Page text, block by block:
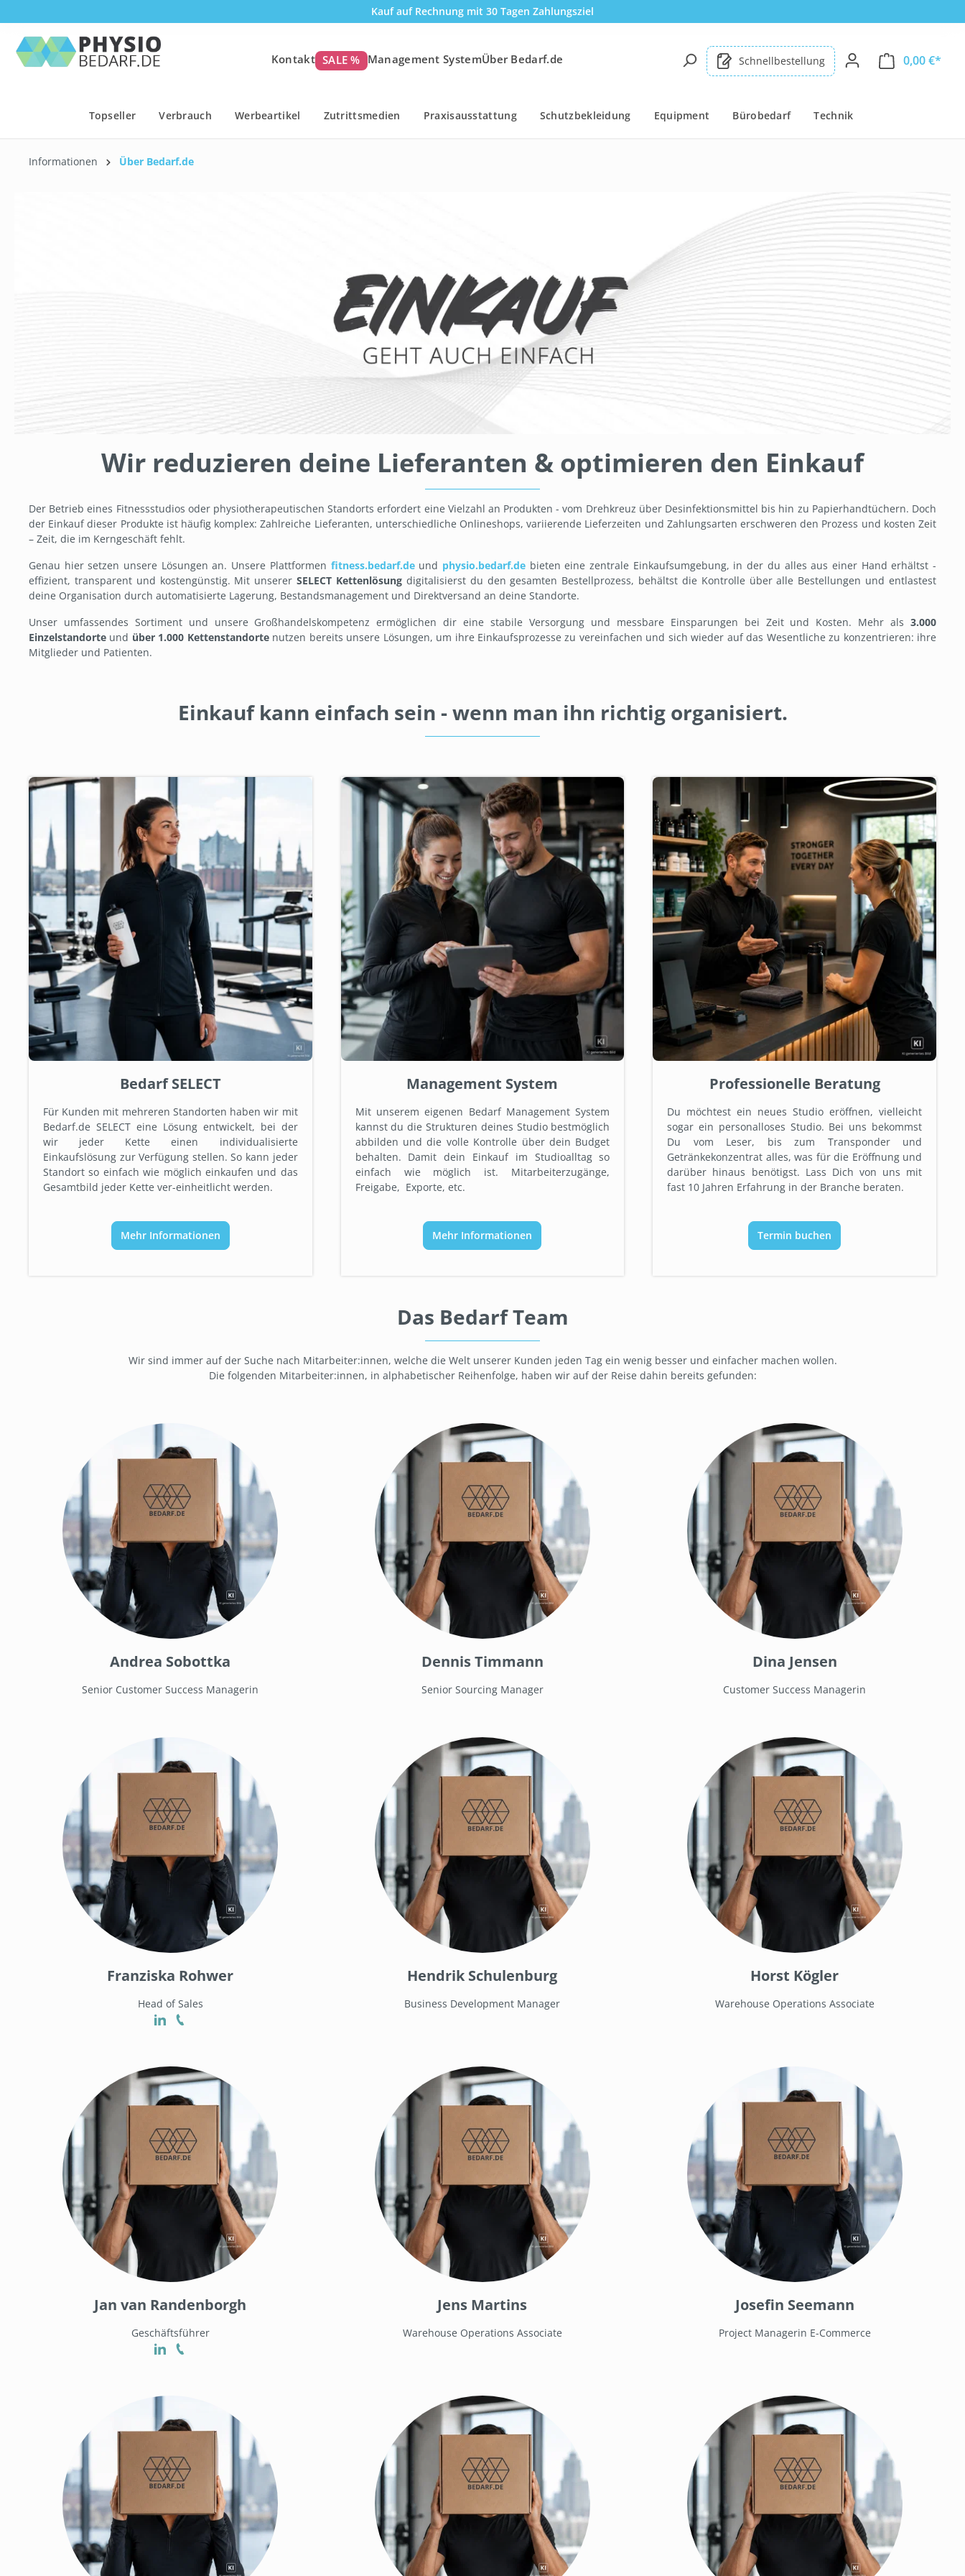
Kauf auf Rechnung mit 30 Tagen Zahlungsziel
Kontakt SALE % Management SystemÜber Bedarf.de Schnellbestellung 0,00 €*
Topseller Verbrauch Werbeartikel Zutrittsmedien Praxisausstattung Schutzbekleidung Equipment Bürobedarf Technik
Informationen Über Bedarf.de
Wir reduzieren deine Lieferanten & optimieren den Einkauf
Der Betrieb eines Fitnessstudios oder physiotherapeutischen Standorts erfordert eine Vielzahl an Produkten - vom Drehkreuz über Desinfektionsmittel bis hin zu Papierhandtüchern. Doch
der Einkauf dieser Produkte ist häufig komplex: Zahlreiche Lieferanten, unterschiedliche Onlineshops, variierende Lieferzeiten und Zahlungsarten erschweren den Prozess und kosten Zeit
– Zeit, die im Kerngeschäft fehlt.
Genau hier setzen unsere Lösungen an. Unsere Plattformen fitness.bedarf.deund physio.bedarf.debieten eine zentrale Einkaufsumgebung, in der du alles aus einer Hand erhältst -
effizient, transparent und kostengünstig. Mit unsererSELECT Kettenlösungdigitalisierst du den gesamten Bestellprozess, behältst die Kontrolle über alle Bestellungen und entlastest
deine Organisation durch automatisierte Lagerung, Bestandsmanagement und Direktversand an deine Standorte.
Unser umfassendes Sortiment und unsere Großhandelskompetenz ermöglichen dir eine stabile Versorgung und messbare Einsparungen bei Zeit und Kosten. Mehr als 3.000
Einzelstandorte und über 1.000 Kettenstandortenutzen bereits unsere Lösungen, um ihre Einkaufsprozesse zu vereinfachen und sich wieder auf das Wesentliche zu konzentrieren: ihre
Mitglieder und Patienten.
Einkauf kann einfach sein - wenn man ihn richtig organisiert.
Bedarf SELECT
Für Kunden mit mehreren Standorten haben wir mit
Bedarf.de SELECT eine Lösung entwickelt, bei der
wir jeder Kette einen individualisierte
Einkaufslösung zur Verfügung stellen. So kann jeder
Standort so einfach wie möglich einkaufen und das
Gesamtbild jeder Kette ver-einheitlicht werden.
Mehr Informationen
Management System
Mit unserem eigenen Bedarf Management System
kannst du die Strukturen deines Studio bestmöglich
abbilden und die volle Kontrolle über dein Budget
behalten. Damit dein Einkauf im Studioalltag so
einfach wie möglich ist. Mitarbeiterzugänge,
Freigabe, Exporte, etc.
Mehr Informationen
Professionelle Beratung
Du möchtest ein neues Studio eröffnen, vielleicht
sogar ein personalloses Studio. Bei uns bekommst
Du vom Leser, bis zum Transponder und
Getränkekonzentrat alles, was für die Eröffnung und
darüber hinaus benötigst. Lass Dich von uns mit
fast 10 Jahren Erfahrung in der Branche beraten.
Termin buchen
Das Bedarf Team
Wir sind immer auf der Suche nach Mitarbeiter:innen, welche die Welt unserer Kunden jeden Tag ein wenig besser und einfacher machen wollen.
Die folgenden Mitarbeiter:innen, in alphabetischer Reihenfolge, haben wir auf der Reise dahin bereits gefunden:
Andrea Sobottka
Senior Customer Success Managerin
Dennis Timmann
Senior Sourcing Manager
Dina Jensen
Customer Success Managerin
Franziska Rohwer
Head of Sales
Hendrik Schulenburg
Business Development Manager
Horst Kögler
Warehouse Operations Associate
Jan van Randenborgh
Geschäftsführer
Jens Martins
Warehouse Operations Associate
Josefin Seemann
Project Managerin E-Commerce